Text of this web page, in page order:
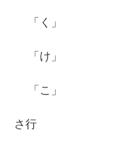
「く」
「け」
「こ」
さ行